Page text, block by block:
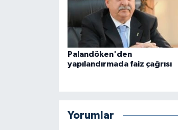
Palandöken'den
yapılandırmada faiz çağrısı
Yorumlar